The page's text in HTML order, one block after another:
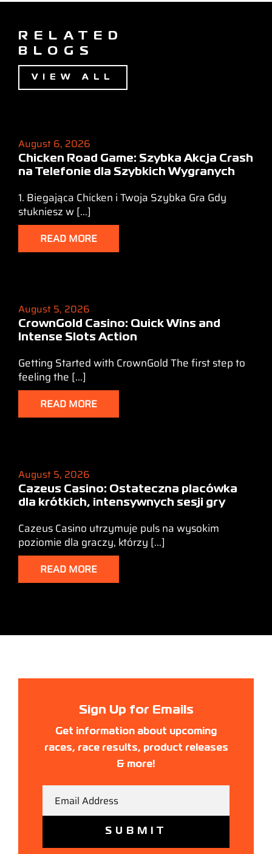
RELATED
BLOGS
VIEW ALL
August 6, 2026
Chicken Road Game: Szybka Akcja Crash
na Telefonie dla Szybkich Wygranych
1. Biegająca Chicken i Twoja Szybka Gra Gdy
stukniesz w [...]
READ MORE
August 5, 2026
CrownGold Casino: Quick Wins and
Intense Slots Action
Getting Started with CrownGold The first step to
feeling the [...]
READ MORE
August 5, 2026
Cazeus Casino: Ostateczna placówka
dla krótkich, intensywnych sesji gry
Cazeus Casino utrzymuje puls na wysokim
poziomie dla graczy, którzy [...]
READ MORE
Sign Up for Emails
Get information about upcoming
races, race results, product releases
& more!